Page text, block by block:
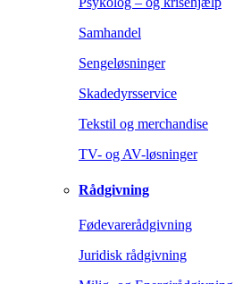
Samhandel
Sengeløsninger
Skadedyrsservice
Tekstil og merchandise
TV- og AV-løsninger
Rådgivning
Fødevarerådgivning
Juridisk rådgivning